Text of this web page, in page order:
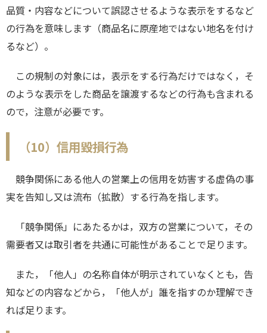
品質・内容などについて誤認させるような表示をするなど
の行為を意味します（商品名に原産地ではない地名を付け
るなど）。
この規制の対象には，表示をする行為だけではなく，そ
のような表示をした商品を譲渡するなどの行為も含まれる
ので，注意が必要です。
（10）信用毀損行為
競争関係にある他人の営業上の信用を妨害する虚偽の事
実を告知し又は流布（拡散）する行為を指します。
「競争関係」にあたるかは，双方の営業について，その
需要者又は取引者を共通に可能性があることで足ります。
また，「他人」の名称自体が明示されていなくとも，告
知などの内容などから，「他人が」誰を指すのか理解でき
れば足ります。